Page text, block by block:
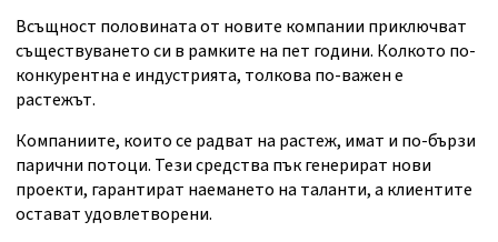
Всъщност половината от новите компании приключват
съществуването си в рамките на пет години. Колкото по-
конкурентна е индустрията, толкова по-важен е
растежът.
Компаниите, които се радват на растеж, имат и по-бързи
парични потоци. Тези средства пък генерират нови
проекти, гарантират наемането на таланти, а клиентите
остават удовлетворени.